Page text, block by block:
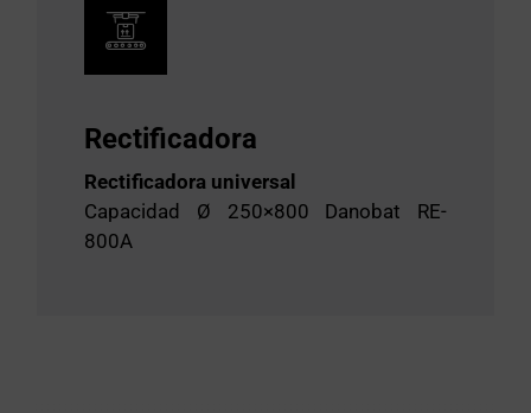
Rectificadora
Rectificadora universal
Capacidad Ø 250×800 Danobat RE-
800A